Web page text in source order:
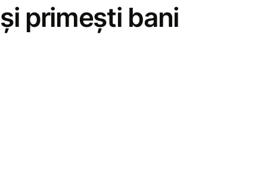
și primești bani